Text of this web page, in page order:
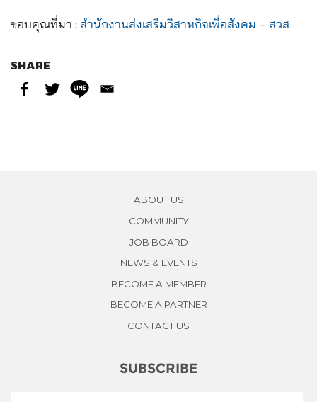
ขอบคุณที่มา :สำนักงานส่งเสริมวิสาหกิจเพื่อสังคม – สวส.
SHARE
ABOUT US
COMMUNITY
JOB BOARD
NEWS & EVENTS
BECOME A MEMBER
BECOME A PARTNER
CONTACT US
SUBSCRIBE